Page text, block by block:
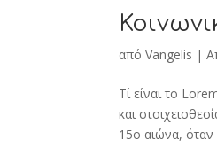
απόVangelis |
Τί είναι το
και
15ο αιώνα,